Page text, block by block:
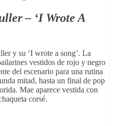
– ‘I Wrote A
y su ‘I wrote a song’. La
vestidos de rojo y negro
del escenario para una rutina
mitad, hasta un final de pop
Mae aparece vestida con
corsé.